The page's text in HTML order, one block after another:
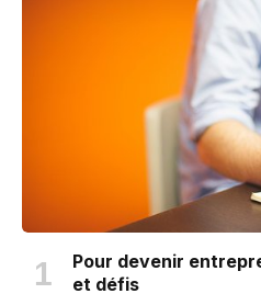
Pour devenir
et défis